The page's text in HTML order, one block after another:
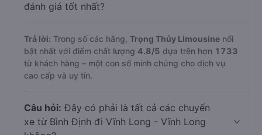
đánh giá tốt nhất?
Trả lời: Trong số các hãng, Trọng Thủy Limousine nổi
bật nhất với điểm chất lượng 4.8/5 dựa trên hơn 1733
từ khách hàng – một con số minh chứng cho dịch vụ
cao cấp và uy tín.
Câu hỏi: Đây có phải là tất cả các chuyến
xe từ Bình Định đi Vĩnh Long - Vĩnh Long